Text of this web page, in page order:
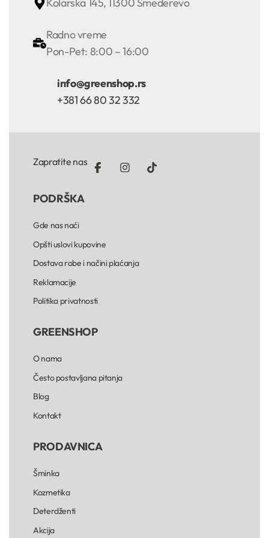
Radno vreme
Pon-Pet: 8:00 – 16:00
info@greenshop.rs
+381 66 80 32 332
Zapratite nas
PODRŠKA
Gde nas naći
Opšti uslovi kupovine
Dostava robe i načini plaćanja
Reklamacije
Politika privatnosti
GREENSHOP
O nama
Često postavljana pitanja
Blog
Kontakt
PRODAVNICA
Šminka
Kozmetika
Deterdženti
Akcija